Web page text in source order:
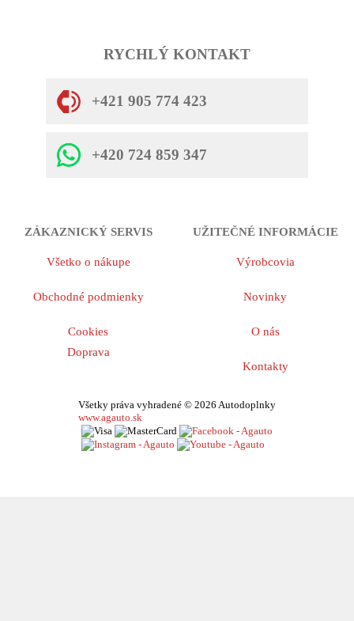
RYCHLÝ KONTAKT
+421 905 774 423
+420 724 859 347
ZÁKAZNICKÝ SERVIS
Všetko o nákupe
Obchodné podmienky
Cookies
Doprava
UŽITEČNÉ INFORMÁCIE
Výrobcovia
Novinky
O nás
Kontakty
Všetky práva vyhradené © 2026 Autodoplnky
www.agauto.sk